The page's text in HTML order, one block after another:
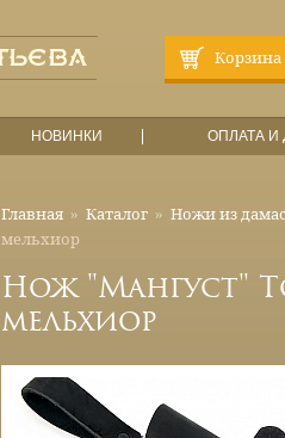
Корзина
НОВИНКИ ОПЛАТА И
Главная » Каталог » Ножи из
мельхиор
Нож "Мангуст"
мельхиор